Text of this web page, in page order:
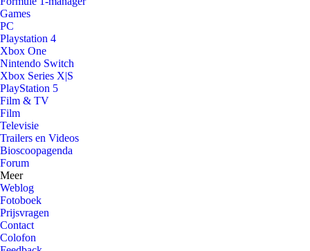
Games
PC
Playstation 4
Xbox One
Nintendo Switch
Xbox Series X|S
PlayStation 5
Film & TV
Film
Televisie
Trailers en Videos
Bioscoopagenda
Forum
Meer
Weblog
Fotoboek
Prijsvragen
Contact
Colofon